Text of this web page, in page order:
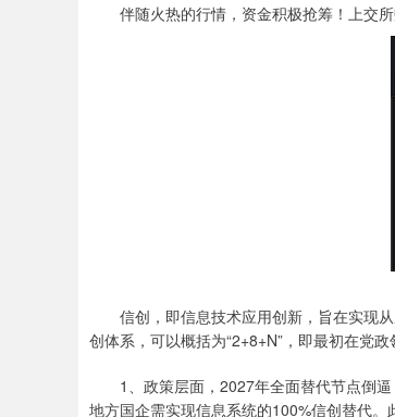
伴随火热的行情，资金积极抢筹！上交所
信创，即信息技术应用创新，旨在实现从
创体系，可以概括为“2+8+N”，即最初在党
1、政策层面，2027年全面替代节点倒逼
地方国企需实现信息系统的100%信创替代